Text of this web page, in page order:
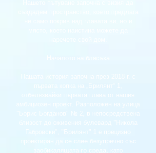
първата копка на „Брилянт“ 1,
отбелязвайки първата глава от нашия
амбициозен проект. Разположен на улица
"Борис Богданов" № 2, в непосредствена
близост до оживения булевард "Никола
Габровски", "Брилянт" 1 е прецизно
проектиран да се слее безупречно със
заобикалящата го среда, като